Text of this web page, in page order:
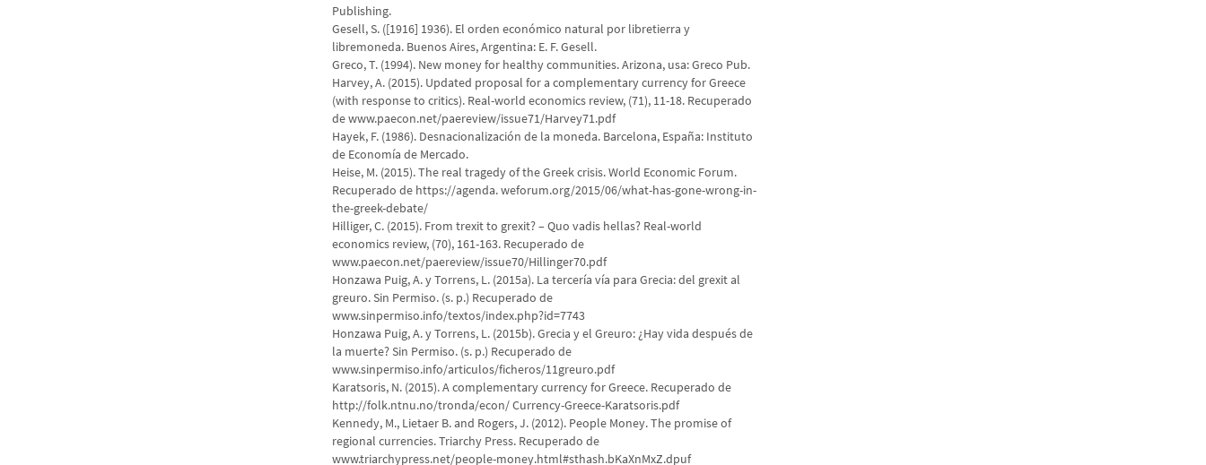
Publishing.
Gesell, S. ([1916] 1936). El orden económico natural por libretierra y
libremoneda. Buenos Aires, Argentina: E. F. Gesell.
Greco, T. (1994). New money for healthy communities. Arizona, usa: Greco Pub.
Harvey, A. (2015). Updated proposal for a complementary currency for Greece
(with response to critics). Real-world economics review, (71), 11-18. Recuperado
de www.paecon.net/paereview/issue71/Harvey71.pdf
Hayek, F. (1986). Desnacionalización de la moneda. Barcelona, España: Instituto
de Economía de Mercado.
Heise, M. (2015). The real tragedy of the Greek crisis. World Economic Forum.
Recuperado de https://agenda. weforum.org/2015/06/what-has-gone-wrong-in-
the-greek-debate/
Hilliger, C. (2015). From trexit to grexit? – Quo vadis hellas? Real-world
economics review, (70), 161-163. Recuperado de
www.paecon.net/paereview/issue70/Hillinger70.pdf
Honzawa Puig, A. y Torrens, L. (2015a). La tercería vía para Grecia: del grexit al
greuro. Sin Permiso. (s. p.) Recuperado de
www.sinpermiso.info/textos/index.php?id=7743
Honzawa Puig, A. y Torrens, L. (2015b). Grecia y el Greuro: ¿Hay vida después de
la muerte? Sin Permiso. (s. p.) Recuperado de
www.sinpermiso.info/articulos/ficheros/11greuro.pdf
Karatsoris, N. (2015). A complementary currency for Greece. Recuperado de
http://folk.ntnu.no/tronda/econ/ Currency-Greece-Karatsoris.pdf
Kennedy, M., Lietaer B. and Rogers, J. (2012). People Money. The promise of
regional currencies. Triarchy Press. Recuperado de
www.triarchypress.net/people-money.html#sthash.bKaXnMxZ.dpuf